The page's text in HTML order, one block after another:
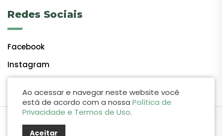
Redes Sociais
Facebook
Instagram
Ao acessar e navegar neste website você
está de acordo com a nossa Política de
Privacidade e Termos de Uso.
Aceitar